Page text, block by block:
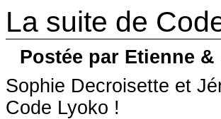
La suite de
Postée par Etienne &
Sophie Decroisette et
Code Lyoko !